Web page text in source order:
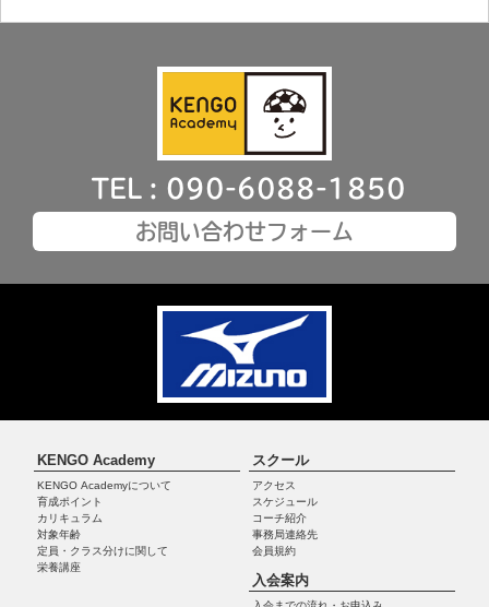
TEL : 090-6088-1850
お問い合わせフォーム
KENGO Academy
KENGO Academyについて
育成ポイント
カリキュラム
対象年齢
定員・クラス分けに関して
栄養講座
スクール
アクセス
スケジュール
コーチ紹介
事務局連絡先
会員規約
入会案内